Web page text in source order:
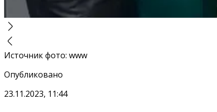
Источник фото: www
Опубликовано
23.11.2023, 11:44